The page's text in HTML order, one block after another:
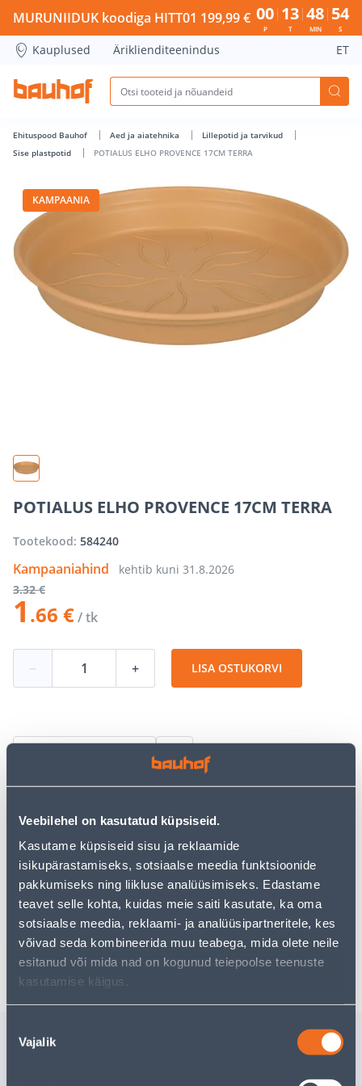
Veebilehel on kasutatud küpsiseid.
Kasutame küpsiseid sisu ja reklaamide
isikupärastamiseks, sotsiaalse meedia funktsioonide
pakkumiseks ning liikluse analüüsimiseks. Edastame
teavet selle kohta, kuidas meie saiti kasutate, ka oma
sotsiaalse meedia, reklaami- ja analüüsipartneritele, kes
võivad seda kombineerida muu teabega, mida olete neile
esitanud või mida nad on kogunud teiepoolse teenuste
kasutamise käigus.
valik
Vajalik
POTIALUS ELHO PROVENCE 17CM TERRA - Bauhof has
MURUNIIDUK koodiga HITT01 199,99 € 00
P
13
T
48
MIN
53
S
Kauplused Äriklienditeenindus ET
Ehituspood Bauhof Aed ja aiatehnika
Lillepotid ja tarvikud
Sise plastpotid
POTIALUS ELHO PROVENCE 17CM TERRA
KAMPAANIA
POTIALUS ELHO PROVENCE 17CM TERRA
Tootekood: 584240
Kampaaniahind kehtib kuni 31.8.2026
3.32 €
1 .66 €/ tk
− + LISA OSTUKORVI
• Plastikust
• 14-päevane tagastusõigus.
Eeldatav kojuvedu 3,69 € al. 2-5 tööpäeva
Tarne pakiautomaati al. 2,29 € al. 2-5 tööpäeva
Poest kätte, alates 11.08.2026
Sarnased tooted
GREEN